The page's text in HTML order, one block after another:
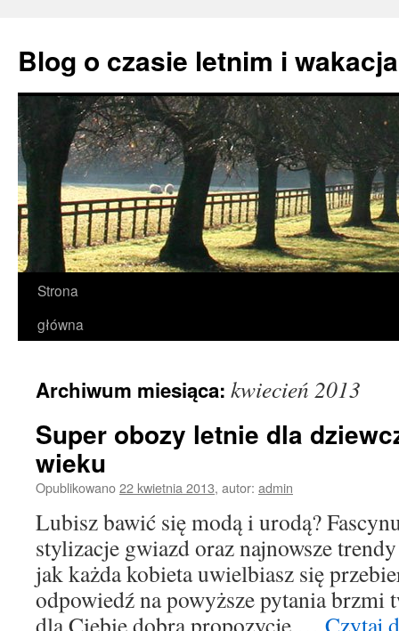
treści
Blog o czasie letnim i
Strona
główna
Archiwum miesiąca: kwiecień 2013
Super obozy letnie dla
wieku
Opublikowano22 kwietnia 2013, autor: admin
Lubisz bawić się modą i urodą?
stylizacje gwiazd oraz najnowsze
jak każda kobieta uwielbiasz się
odpowiedź na powyższe pytania brzmi
dla Ciebie dobrą propozycję … Czytaj